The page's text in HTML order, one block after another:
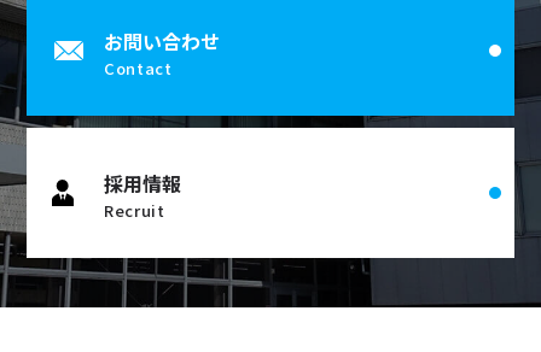
お問い合わせ
Contact
採用情報
Recruit